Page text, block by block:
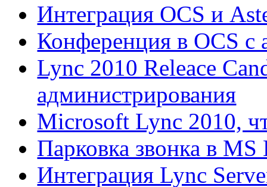
Интеграция OCS и
Конференция в OCS с
Lync 2010 Releace
администрирования
Microsoft Lync 2010,
Парковка звонка в
Интеграция Lync